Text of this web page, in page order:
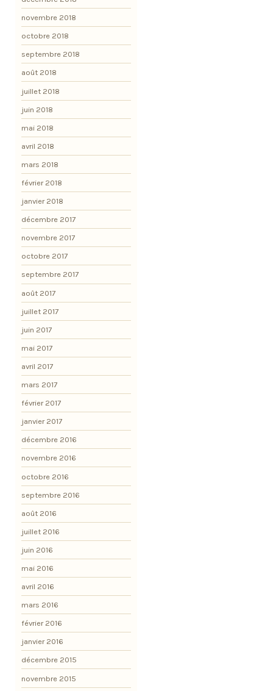
novembre 2018
octobre 2018
septembre 2018
août 2018
juillet 2018
juin 2018
mai 2018
avril 2018
mars 2018
février 2018
janvier 2018
décembre 2017
novembre 2017
octobre 2017
septembre 2017
août 2017
juillet 2017
juin 2017
mai 2017
avril 2017
mars 2017
février 2017
janvier 2017
décembre 2016
novembre 2016
octobre 2016
septembre 2016
août 2016
juillet 2016
juin 2016
mai 2016
avril 2016
mars 2016
février 2016
janvier 2016
décembre 2015
novembre 2015